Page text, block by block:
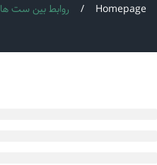
Homepage روابط بین ست ها